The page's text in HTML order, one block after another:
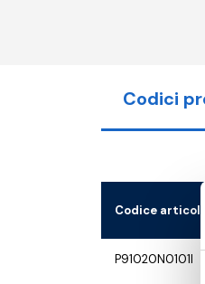
Codici
Codice articolo
P91020N0101I